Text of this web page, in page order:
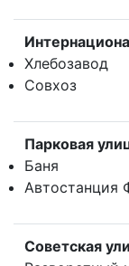
Хлебозавод
Совхоз
Парковая
Баня
Автостанция
Советская